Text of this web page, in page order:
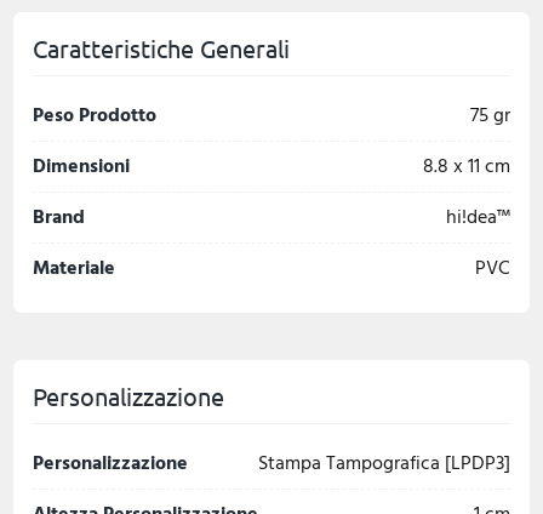
Caratteristiche Generali
Peso Prodotto
75 gr
Dimensioni
8.8 x 11 cm
Brand
hi!dea™
Materiale
PVC
Personalizzazione
Personalizzazione
Stampa Tampografica [LPDP3]